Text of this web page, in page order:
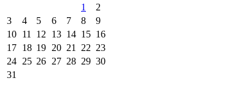
1
2
3
4 5 6 7 8
9
10 11 12 13 14 15 16
17 18 19 20 21 22 23
24 25 26 27 28 29 30
31